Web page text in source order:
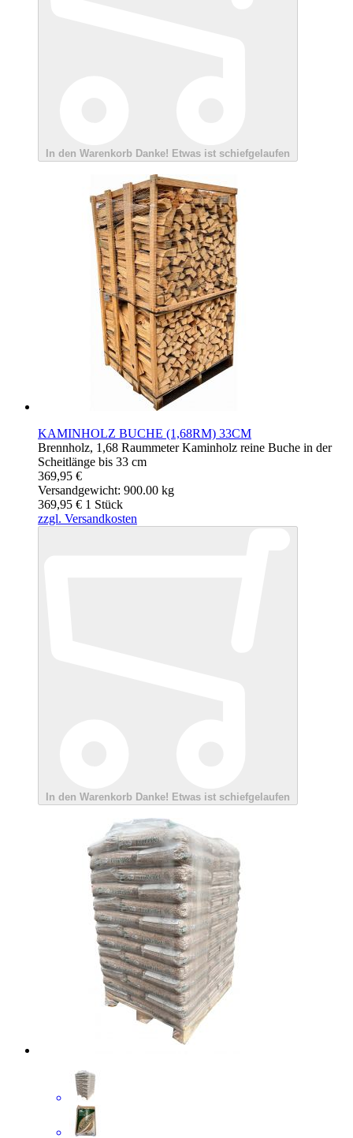
In den Warenkorb Danke! Etwas ist schiefgelaufen
KAMINHOLZ BUCHE (1,68RM) 33CM
Brennholz, 1,68 Raummeter Kaminholz reine Buche in der
Scheitlänge bis 33 cm
369,95 €
Versandgewicht: 900.00 kg
369,95 € 1 Stück
zzgl. Versandkosten
In den Warenkorb Danke! Etwas ist schiefgelaufen